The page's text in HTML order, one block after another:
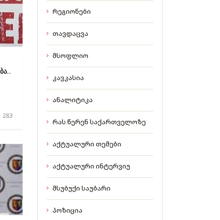
283
რეგიონები
თავდაცვა
მსოფლიო
კავკასია
ანალიტიკა
რას წერენ საქართველოზე
აქტუალური თემები
აქტუალური ინტერვიუ
მსუბუქი საუბარი
პოზიცია